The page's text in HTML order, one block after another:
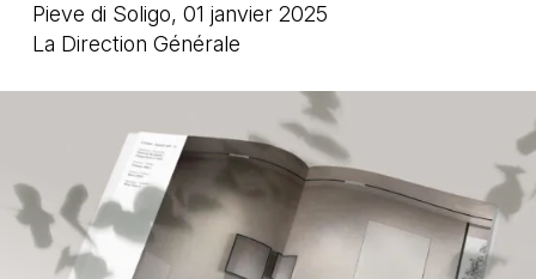
Pieve di Soligo, 01 janvier 2025
La Direction Générale